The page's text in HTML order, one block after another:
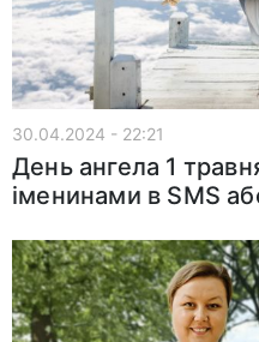
30.04.2024 - 22:21
День ангела 1
іменинами в SMS